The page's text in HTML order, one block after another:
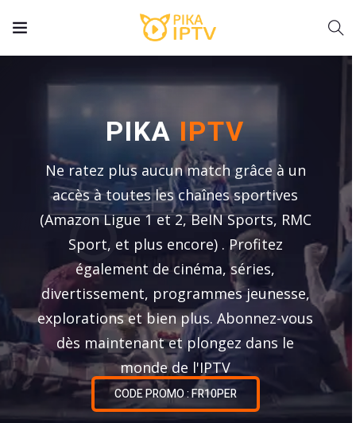
PIKAIPTV
Ne ratez plus aucun match grâce à un
accès à toutes les chaînes sportives
(Amazon Ligue 1 et 2, BeIN Sports, RMC
Sport, et plus encore) . Profitez
également de cinéma, séries,
divertissement, programmes jeunesse,
explorations et bien plus. Abonnez-vous
dès maintenant et plongez dans le
monde de l'IPTV
CODE PROMO : FR10PER